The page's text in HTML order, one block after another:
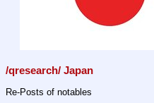
/qresearch/ Japan
Re-Posts of notables